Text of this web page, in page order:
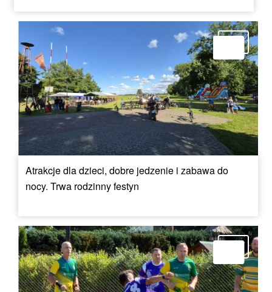
Atrakcje dla dzieci, dobre jedzenie i zabawa do
nocy. Trwa rodzinny festyn